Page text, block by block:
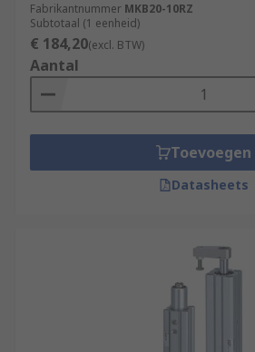
Fabrikantnummer MKB20-10RZ
Subtotaal (1 eenheid)
€ 184,20(excl. BTW)
Aantal
Toevoegen
Datasheets